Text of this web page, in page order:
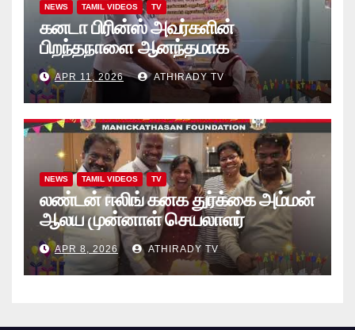
NEWS TAMIL VIDEOS TV
கனடா பிரின்ஸ் அவர்களின்
பிறந்தநாளை ஆனந்தமாக
கொண்டாடினார்கள் தாயக உறவுகள்..
(வீடியோ)
APR 11, 2026 ATHIRADY TV
NEWS TAMIL VIDEOS TV
லண்டன் ஈலிங் கனக துர்க்கை அம்மன்
ஆலய முன்னாள் செயலாளர்
புங்குடுதீவு கண்ணன் பிறந்தநாள்
நிகழ்வு
APR 8, 2026 ATHIRADY TV